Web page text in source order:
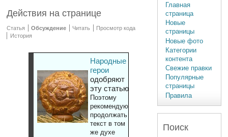
Действия на странице
Статья Обсуждение Читать
Просмотр кода
История
Народные
герои
одобряют
эту статью
Поэтому
рекомендуют
продолжать
текст в том
же духе
Главная
страница
Новые
страницы
Новые фото
Категории
контента
Свежие правки
Популярные
страницы
Правила
Поиск